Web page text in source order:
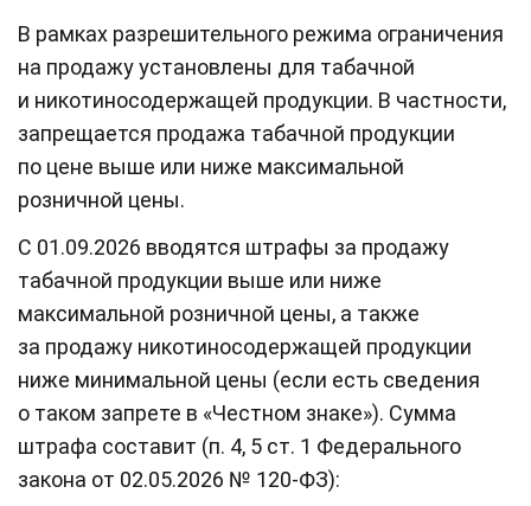
В рамках разрешительного режима ограничения
на продажу установлены для табачной
и никотиносодержащей продукции. В частности,
запрещается продажа табачной продукции
по цене выше или ниже максимальной
розничной цены.
С 01.09.2026 вводятся штрафы за продажу
табачной продукции выше или ниже
максимальной розничной цены, а также
за продажу никотиносодержащей продукции
ниже минимальной цены (если есть сведения
о таком запрете в «Честном знаке»). Сумма
штрафа составит (п. 4, 5 ст. 1 Федерального
закона от 02.05.2026 № 120-ФЗ):